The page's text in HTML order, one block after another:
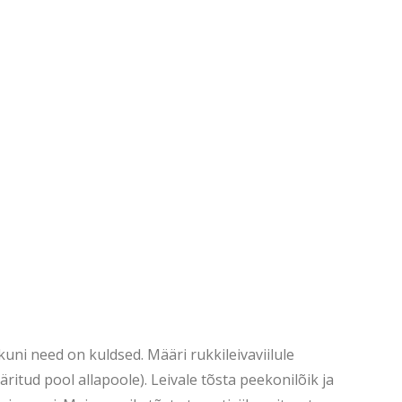
need on kuldsed. Määri rukkileivaviilule
pool allapoole). Leivale tõsta peekonilõik ja